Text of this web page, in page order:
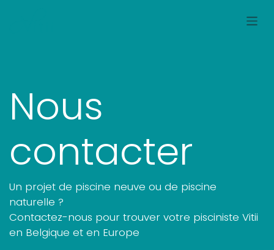
Nous
contacter
Un projet de piscine neuve ou de piscine
naturelle ?
Contactez-nous pour trouver votre pisciniste Vitii
en Belgique et en Europe